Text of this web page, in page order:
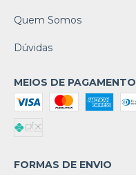
Quem Somos
Dúvidas
MEIOS DE PAGAMENTO
FORMAS DE ENVIO